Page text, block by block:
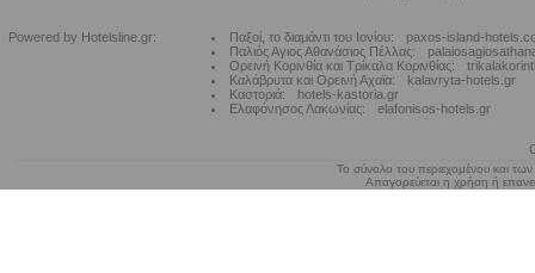
Powered by Hotelsline.gr: Παξοί, το διαμάντι του Ιονίου:
paxos-island-
Παλιός Αγιος Αθανάσιος Πέλλας:
Ορεινή Κορινθία και Τρίκαλα Κορινθίας:
Καλάβρυτα και Ορεινή Αχαϊα:
kalavryta-hotels.gr
Καστοριά:
hotels-kastoria.gr
Ελαφόνησος Λακωνίας:
elafonisos-hotels.gr
Το σύνολο του περιεχομένου και
Απαγορεύεται η χρήση ή